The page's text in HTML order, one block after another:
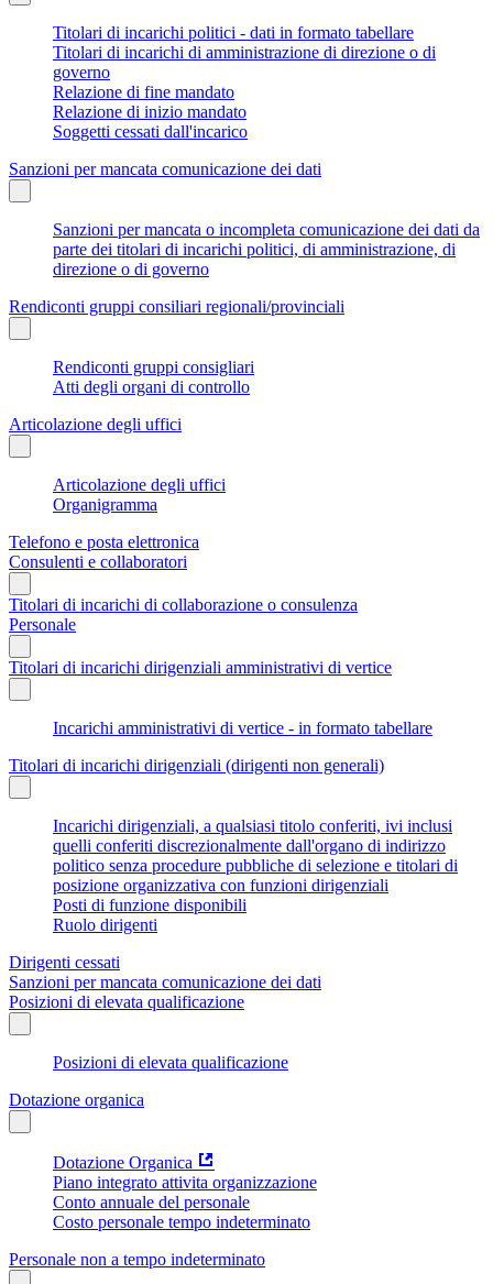
Titolari di incarichi politici - dati in formato tabellare
Titolari di incarichi di amministrazione di direzione o di
governo
Relazione di fine mandato
Relazione di inizio mandato
Soggetti cessati dall'incarico
Sanzioni per mancata comunicazione dei dati
Sanzioni per mancata o incompleta comunicazione dei dati da
parte dei titolari di incarichi politici, di amministrazione, di
direzione o di governo
Rendiconti gruppi consiliari regionali/provinciali
Rendiconti gruppi consigliari
Atti degli organi di controllo
Articolazione degli uffici
Articolazione degli uffici
Organigramma
Telefono e posta elettronica
Consulenti e collaboratori
Titolari di incarichi di collaborazione o consulenza
Personale
Titolari di incarichi dirigenziali amministrativi di vertice
Incarichi amministrativi di vertice - in formato tabellare
Titolari di incarichi dirigenziali (dirigenti non generali)
Incarichi dirigenziali, a qualsiasi titolo conferiti, ivi inclusi
quelli conferiti discrezionalmente dall'organo di indirizzo
politico senza procedure pubbliche di selezione e titolari di
posizione organizzativa con funzioni dirigenziali
Posti di funzione disponibili
Ruolo dirigenti
Dirigenti cessati
Sanzioni per mancata comunicazione dei dati
Posizioni di elevata qualificazione
Posizioni di elevata qualificazione
Dotazione organica
Dotazione Organica
Piano integrato attivita organizzazione
Conto annuale del personale
Costo personale tempo indeterminato
Personale non a tempo indeterminato